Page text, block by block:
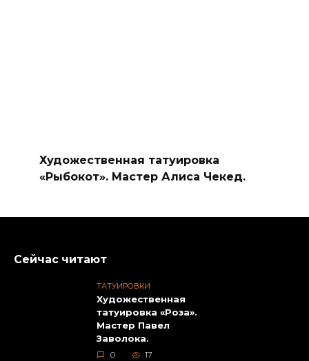
Художественная татуировка
«Рыбокот». Мастер Алиса Чекед.
Сейчас читают
ТАТУИРОВКИ
Художественная
татуировка «Роза».
Мастер Павел
Заволока.
0 17